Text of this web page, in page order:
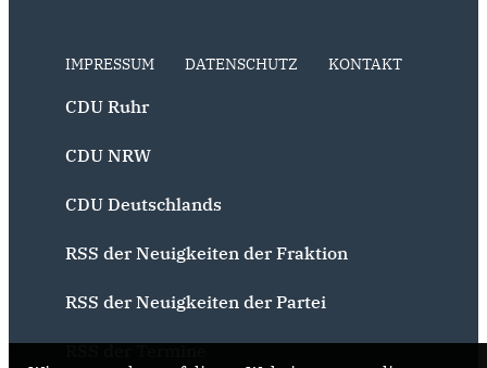
IMPRESSUM DATENSCHUTZ KONTAKT
CDU Ruhr
CDU NRW
CDU Deutschlands
RSS der Neuigkeiten der Fraktion
RSS der Neuigkeiten der Partei